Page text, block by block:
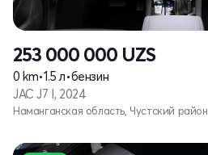
253 000 000 UZS
0 km•1.5 л•бензин
JAC J7 I, 2024
Наманганская область, Чустский район